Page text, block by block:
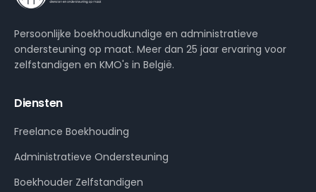
Persoonlijke boekhoudkundige en administratieve
ondersteuning op maat. Meer dan 25 jaar ervaring voor
zelfstandigen en KMO's in België.
Diensten
Freelance Boekhouding
Administratieve Ondersteuning
Boekhouder Zelfstandigen